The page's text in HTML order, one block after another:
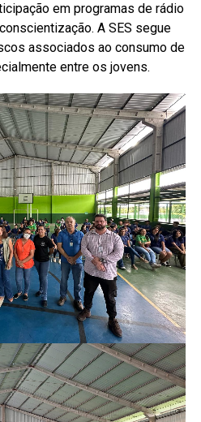
em programas de rádio
A SES segue
associados ao consumo de
entre os jovens.